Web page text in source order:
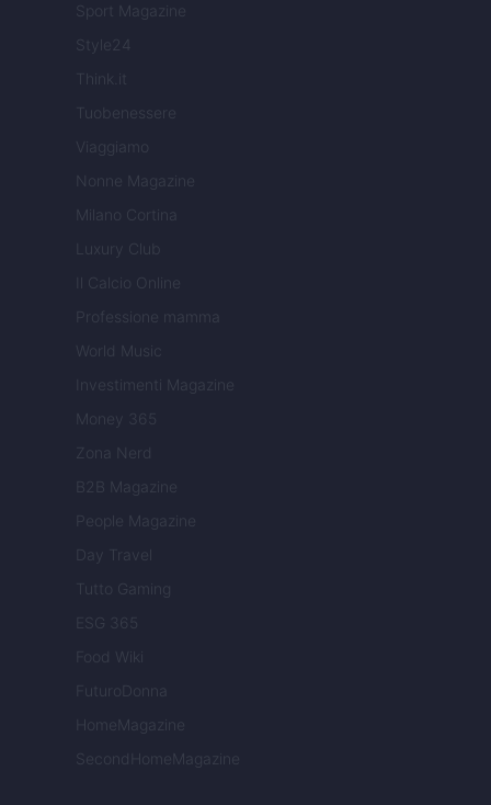
Sport Magazine
Style24
Think.it
Tuobenessere
Viaggiamo
Nonne Magazine
Milano Cortina
Luxury Club
Il Calcio Online
Professione mamma
World Music
Investimenti Magazine
Money 365
Zona Nerd
B2B Magazine
People Magazine
Day Travel
Tutto Gaming
ESG 365
Food Wiki
FuturoDonna
HomeMagazine
SecondHomeMagazine